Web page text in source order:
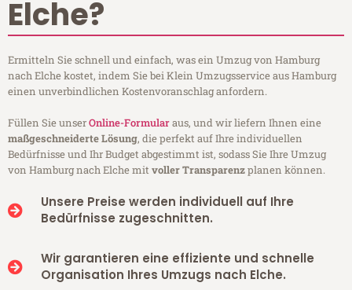
Elche?
Ermitteln Sie schnell und einfach, was ein Umzug von Hamburg
nach Elche kostet, indem Sie bei Klein Umzugsservice aus Hamburg
einen unverbindlichen Kostenvoranschlag anfordern.
Füllen Sie unserOnline-Formularaus, und wir liefern Ihnen eine
maßgeschneiderte Lösung, die perfekt auf Ihre individuellen
Bedürfnisse und Ihr Budget abgestimmt ist, sodass Sie Ihre Umzug
von Hamburg nach Elche mitvoller Transparenzplanen können.
Unsere Preise werden individuell auf Ihre
Bedürfnisse zugeschnitten.
Wir garantieren eine effiziente und schnelle
Organisation Ihres Umzugs nach Elche.